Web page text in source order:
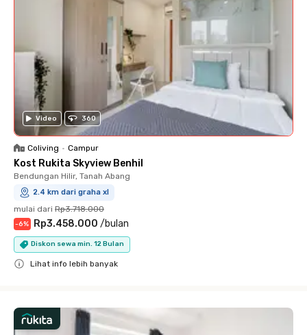
Video 360
Coliving • Campur
Kost Rukita Skyview Benhil
Bendungan Hilir, Tanah Abang
2.4 km dari graha xl
mulai dari Rp3.718.000
-6% Rp3.458.000 /bulan
Diskon sewa min. 12 Bulan
Lihat info lebih banyak